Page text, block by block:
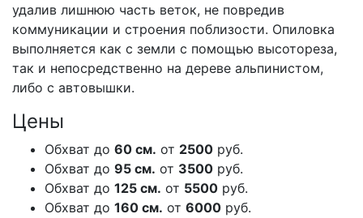
удалив лишнюю часть веток, не повредив
коммуникации и строения поблизости. Опиловка
выполняется как с земли с помощью высотореза,
так и непосредственно на дереве альпинистом,
либо с автовышки.
Цены
Обхват до 60 см. от 2500 руб.
Обхват до 95 см. от 3500 руб.
Обхват до 125 см. от 5500 руб.
Обхват до 160 см. от 6000 руб.